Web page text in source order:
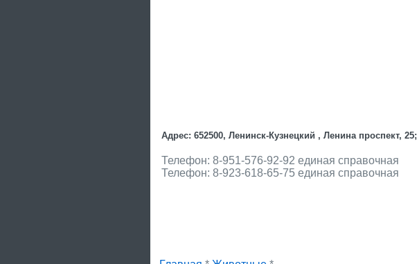
Адрес: 652500, Ленинск-Кузнецкий , Ленина проспект, 25;
Телефон: 8-951-576-92-92 единая справочная
Телефон: 8-923-618-65-75 единая справочная